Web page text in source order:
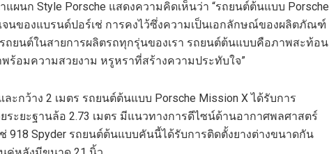
แผนก Style Porsche แสดงความคิดเห็นว่า “รถยนต์ต้นแบบ Porsche
นของแบรนด์ปอร์เช่ การคงไว้ซึ่งความเป็นเอกลักษณ์ของผลิตภัณฑ์
ยนต์ในสายการผลิตรถทุกรุ่นของเรา รถยนต์ต้นแบบคือภาพสะท้อน
ร้อมความสวยงาม หรูหราที่สร้างความประทับใจ”
ะกว้าง 2 เมตร รถยนต์ต้นแบบ Porsche Mission X ได้รับการ
ระยะฐานล้อ 2.73 เมตร มีแนวทางการดีไซน์ด้านอากาศพลศาสตร์
ช่ 918 Spyder รถยนต์ต้นแบบคันนี้ได้รับการติดตั้งยางต่างขนาดกัน